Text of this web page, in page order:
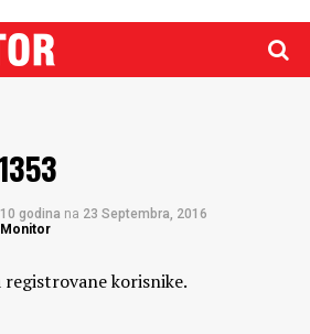
10 godina na 23 Septembra, 2016
registrovane korisnike.